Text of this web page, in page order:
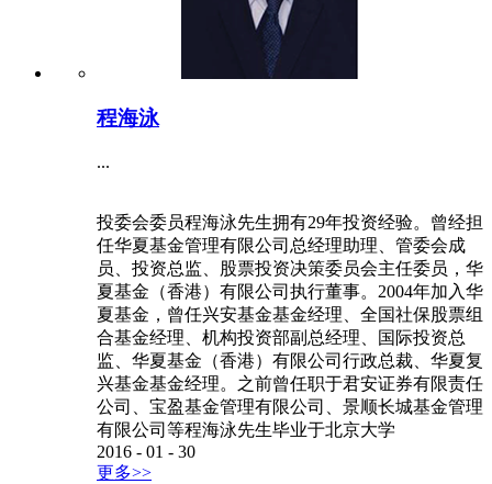
程海泳
...
投委会委员程海泳先生拥有29年投资经验。曾经担
任华夏基金管理有限公司总经理助理、管委会成
员、投资总监、股票投资决策委员会主任委员，华
夏基金（香港）有限公司执行董事。2004年加入华
夏基金，曾任兴安基金基金经理、全国社保股票组
合基金经理、机构投资部副总经理、国际投资总
监、华夏基金（香港）有限公司行政总裁、华夏复
兴基金基金经理。之前曾任职于君安证券有限责任
公司、宝盈基金管理有限公司、景顺长城基金管理
有限公司等程海泳先生毕业于北京大学
2016 - 01 - 30
更多>>